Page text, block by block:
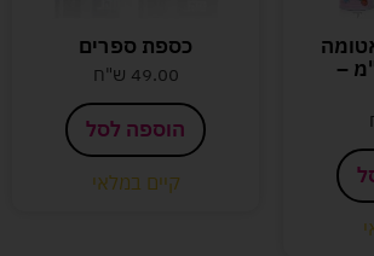
10 ס"מ –
כספת ספרים
49.00 ש"ח
הוספה לסל
קיים במלאי